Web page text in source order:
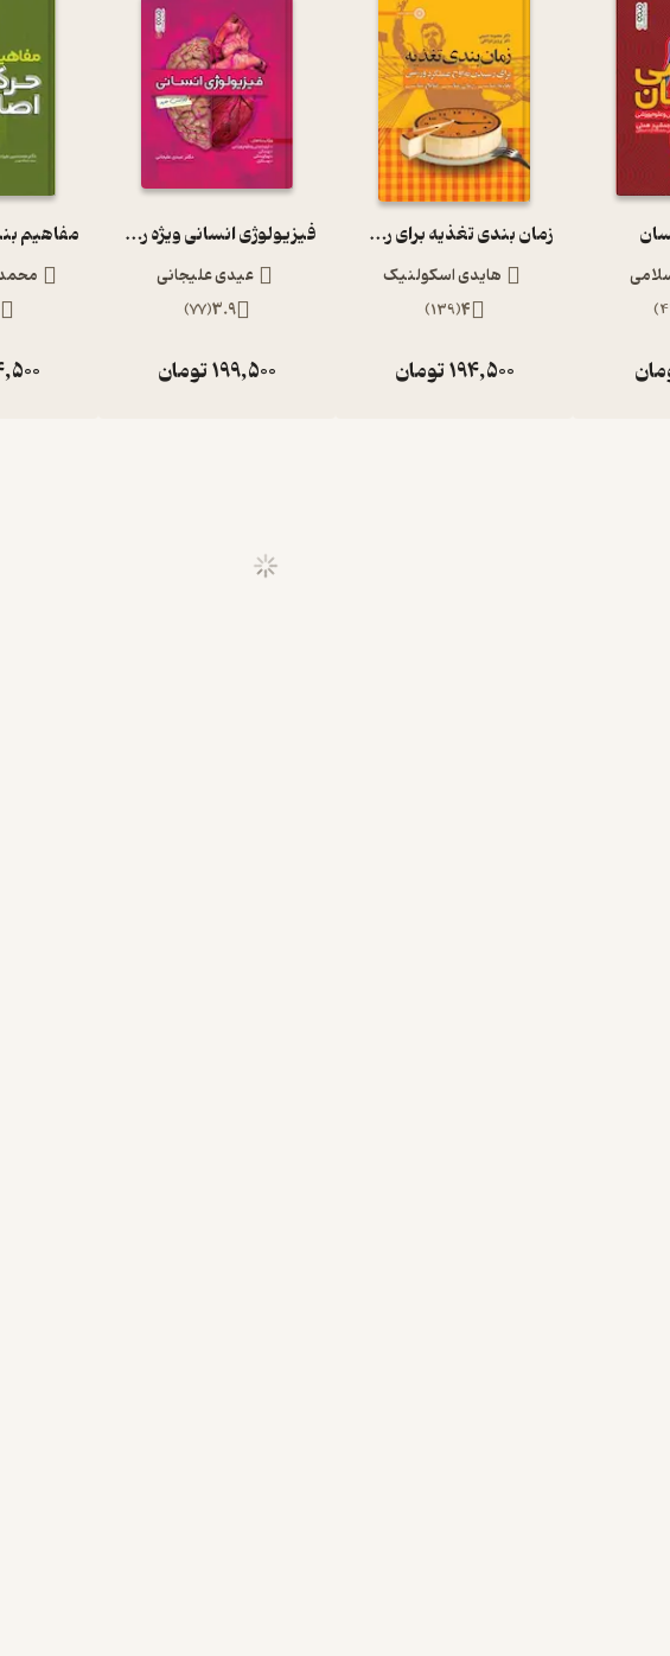
)
زمان بندی تغذیه برای رسیدن به اوج عملکرد ورزشی
هایدی اسکولنیک
4
(
139
)
194,500تومان
فیزیولوژی انسانی ویژه رشته های تربیت بدنی و علوم ورزشی
عیدی علیجانی
3.9
(
77
)
199,500تومان